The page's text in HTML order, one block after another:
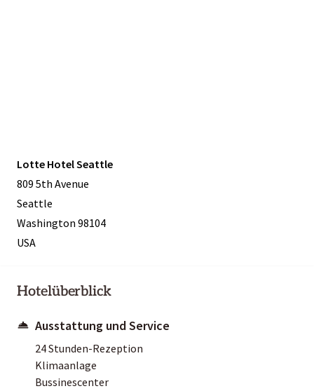
Lotte Hotel Seattle
809 5th Avenue
Seattle
Washington 98104
USA
Hotelüberblick
Ausstattung und Service
24 Stunden-Rezeption
Klimaanlage
Bussinescenter